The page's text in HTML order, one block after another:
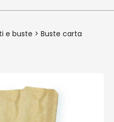
e buste > Buste carta